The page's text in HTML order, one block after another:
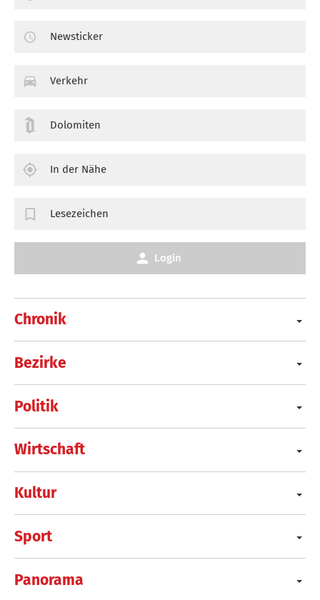
Chronik
Bezirke
Politik
Wirtschaft
Kultur
Sport
Panorama
Newsticker
Verkehr
Dolomiten
In der Nähe
Lesezeichen
Login